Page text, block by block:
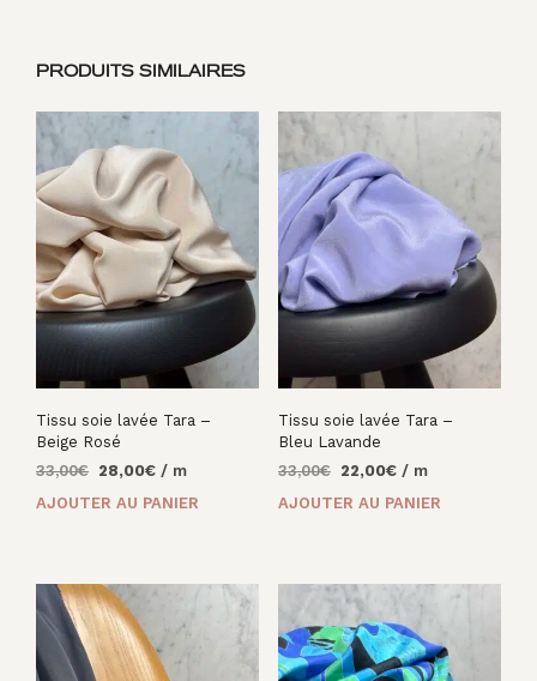
PRODUITS SIMILAIRES
Tissu soie lavée Tara –
Beige Rosé
33,00€ Le
28,00€Le/ m
AJOUTER AU PANIER
Tissu soie lavée Tara –
Bleu Lavande
33,00€
Le
22,00€Le/ m
AJOUTER AU PANIER